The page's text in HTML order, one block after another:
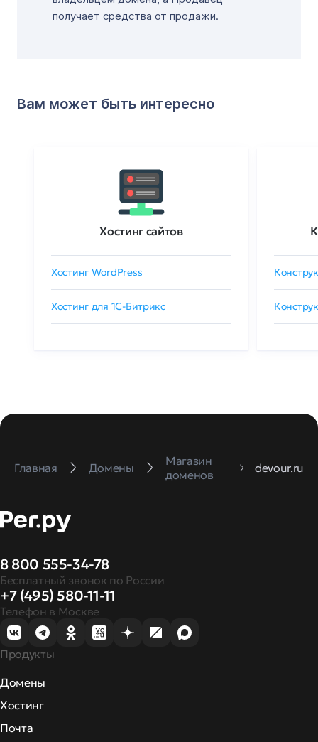
получает средства от продажи.
Вам может быть интересно
Хостинг сайтов
Хостинг WordPress
Хостинг для 1C-Битрикс
Главная Домены
Магазин
доменов
devour.ru
8 800 555-34-78
Бесплатный звонок по России
+7 (495) 580-11-11
Телефон в Москве
Продукты
Домены
Хостинг
Почта